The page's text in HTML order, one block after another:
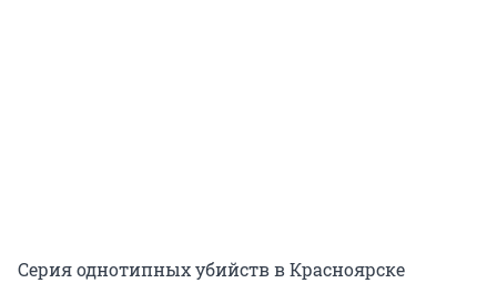
Серия однотипных убийств в Красноярске